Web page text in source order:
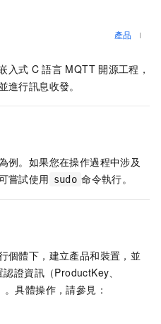
產品
入式 C 語言 MQTT 開源工程，
行訊息收發。
例。如果您在操作過程中涉及
嘗試使用 sudo 命令執行。
個體下， 建立產品和裝置，並
認證資訊（ProductKey、
具體操作，請參見：